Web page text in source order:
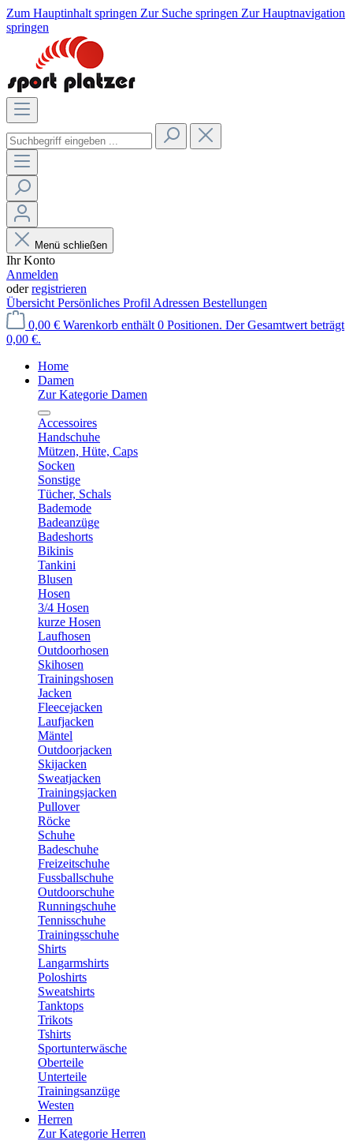
Zum Hauptinhalt springen Zur Suche springen Zur Hauptnavigation
springen
Menü schließen
Ihr Konto
Anmelden
oderregistrieren
Übersicht Persönliches Profil Adressen Bestellungen
0,00 € Warenkorb enthält 0 Positionen. Der Gesamtwert beträgt
0,00 €.
Home
Damen
Zur Kategorie Damen
Accessoires
Handschuhe
Mützen, Hüte, Caps
Socken
Sonstige
Tücher, Schals
Bademode
Badeanzüge
Badeshorts
Bikinis
Tankini
Blusen
Hosen
3/4 Hosen
kurze Hosen
Laufhosen
Outdoorhosen
Skihosen
Trainingshosen
Jacken
Fleecejacken
Laufjacken
Mäntel
Outdoorjacken
Skijacken
Sweatjacken
Trainingsjacken
Pullover
Röcke
Schuhe
Badeschuhe
Freizeitschuhe
Fussballschuhe
Outdoorschuhe
Runningschuhe
Tennisschuhe
Trainingsschuhe
Shirts
Langarmshirts
Poloshirts
Sweatshirts
Tanktops
Trikots
Tshirts
Sportunterwäsche
Oberteile
Unterteile
Trainingsanzüge
Westen
Herren
Zur Kategorie Herren